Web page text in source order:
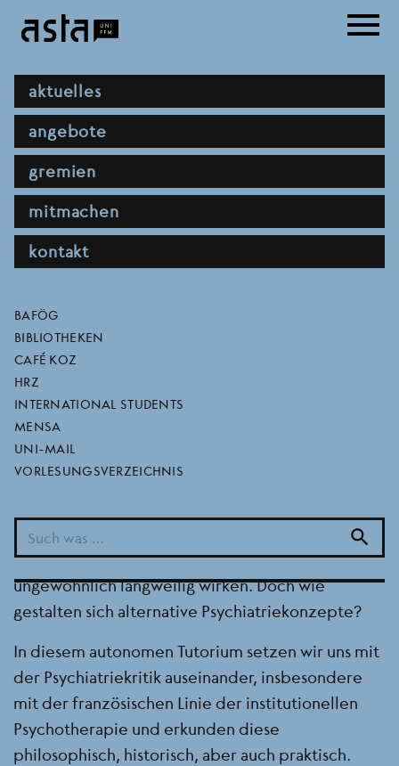
zum
hauptnavigation
aktuelles
angebote
gremien
mitmachen
kontakt
direktlinks
BAFÖG
BIBLIOTHEKEN
CAFÉ KOZ
HRZ
INTERNATIONAL STUDENTS
MENSA
UNI-MAIL
VORLESUNGSVERZEICHNIS
search
menu
kritik & klinik: die
institutionelle
psychotherapie
BEREICH
FB 08
SEMESTER
2026 SOMMERSEMESTER
Einzelsitzung: Der Alltag in einer psychiatrischen
Einrichtung kann auf den ersten Blick
ungewöhnlich langweilig wirken. Doch wie
gestalten sich alternative Psychiatriekonzepte?
In diesem autonomen Tutorium setzen wir uns mit
der Psychiatriekritik auseinander, insbesondere
mit der französischen Linie der institutionellen
Psychotherapie und erkunden diese
philosophisch, historisch, aber auch praktisch.